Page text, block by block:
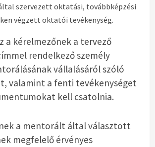
szervezett oktatási, továbbképzési
végzett oktatói tevékenység.
a kérelmezőnek a tervező
rendelkező személy
vállalásáról szóló
valamint a fenti tevékenységet
kell csatolnia.
a mentorált által választott
megfelelő érvényes